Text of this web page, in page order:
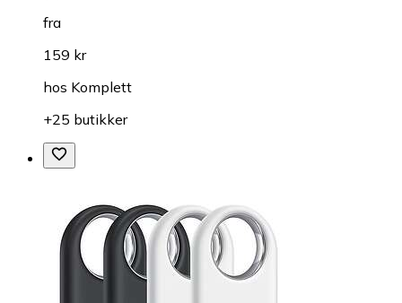
fra
159 kr
hos Komplett
+25 butikker